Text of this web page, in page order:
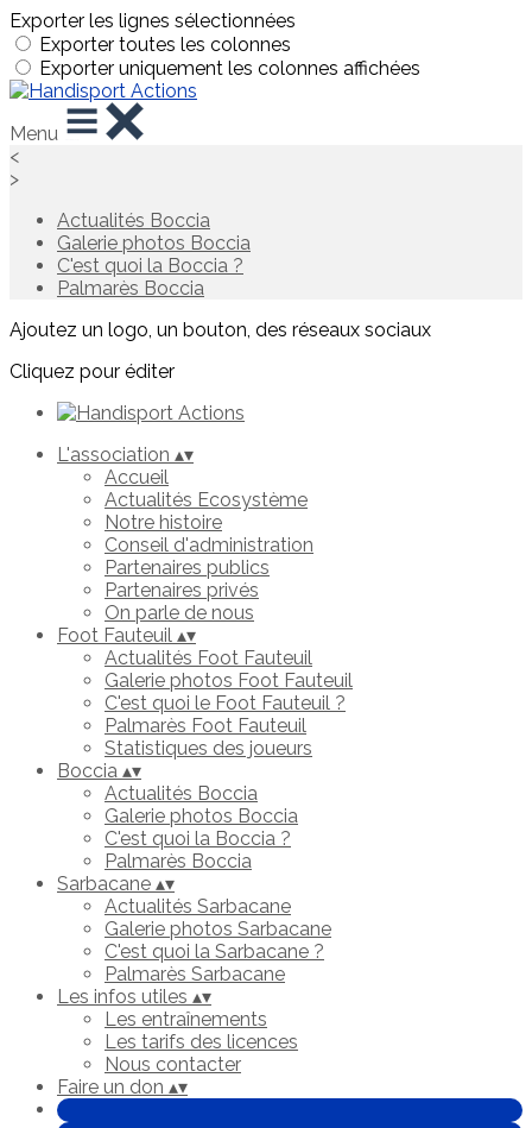
Exporter les lignes sélectionnées
Exporter toutes les colonnes
Exporter uniquement les colonnes affichées
Menu
<
>
Actualités Boccia
Galerie photos Boccia
C'est quoi la Boccia ?
Palmarès Boccia
Ajoutez un logo, un bouton, des réseaux sociaux
Cliquez pour éditer
L'association ▴▾
Accueil
Actualités Ecosystème
Notre histoire
Conseil d'administration
Partenaires publics
Partenaires privés
On parle de nous
Foot Fauteuil ▴▾
Actualités Foot Fauteuil
Galerie photos Foot Fauteuil
C'est quoi le Foot Fauteuil ?
Palmarès Foot Fauteuil
Statistiques des joueurs
Boccia ▴▾
Actualités Boccia
Galerie photos Boccia
C'est quoi la Boccia ?
Palmarès Boccia
Sarbacane ▴▾
Actualités Sarbacane
Galerie photos Sarbacane
C'est quoi la Sarbacane ?
Palmarès Sarbacane
Les infos utiles ▴▾
Les entraînements
Les tarifs des licences
Nous contacter
Faire un don ▴▾